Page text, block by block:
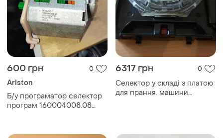
600 грн 0
Ariston
Б/у програматор селектор
програм 160004008.08
6317 грн 0
Селектор у складі з платою
для прання. машини